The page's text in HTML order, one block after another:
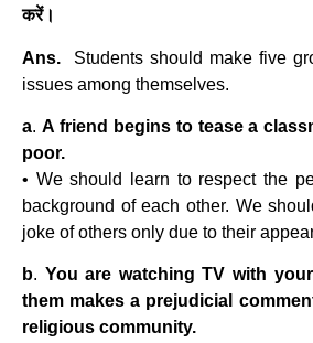
करें।
Ans. Students should make five
issues among themselves.
a. A friend begins to tease a
poor.
• We should learn to respect the
background of each other. We
joke of others only due to their
b. You are watching TV with
them makes a prejudicial
religious community.